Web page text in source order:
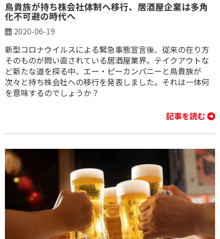
鳥貴族が持ち株会社体制へ移行、居酒屋企業は多角
化不可避の時代へ
2020-06-19
新型コロナウイルスによる緊急事態宣言後、従来の在り方
そのものが問い直されている居酒屋業界。テイクアウトな
ど新たな道を探る中、エー・ピーカンパニーと鳥貴族が
次々と持ち株会社への移行を発表しました。それは一体何
を意味するのでしょうか？
記事を読む